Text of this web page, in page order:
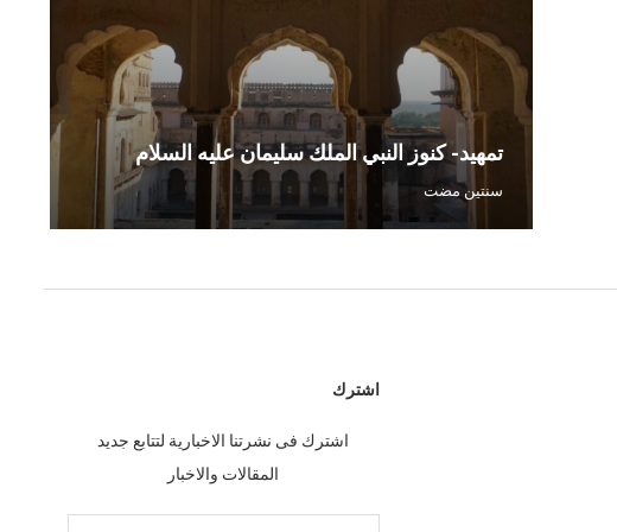
تمهيد- كنوز النبي الملك سليمان عليه السلام
سنتين مضت
اشترك
اشترك فى نشرتنا الاخبارية لتتابع جديد
المقالات والاخبار